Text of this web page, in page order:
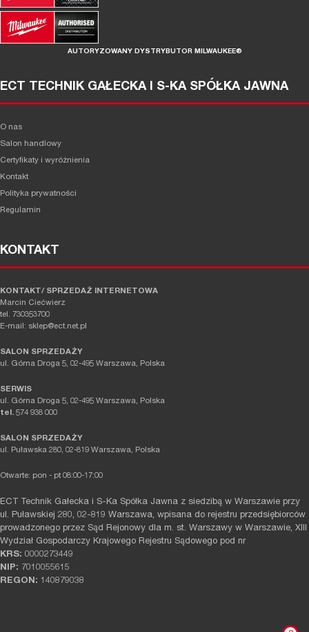
AUTORYZOWANY DYSTRYBUTOR MILWAUKEE®
ECT TECHNIK GAŁECKA I S-KA SPÓŁKA JAWNA
O nas
Salon handlowy
Certyfikaty i wyróżnienia
Kontakt
Polityka prywatności
Regulamin
KONTAKT
KONTAKT/ SPRZEDAŻ INTERNETOWA
Marcin Ciećwierz
tel. 730353700
E-mail: sklep@ect.net.pl
SALON SPRZEDAŻY
ul. Górna Droga 5, 02-495 Warszawa, Polska
SERWIS
ul. Górna Droga 5, 02-495 Warszawa, Polska
tel. 574 938 000
SALON SPRZEDAŻY
ul. Puławska 280, 02-819 Warszawa, Polska
Otwarte: pon - pt 08:00-17:00
ECT Technik Gałecka i S-Ka Spółka Jawna z siedzibą w Warszawie przy
ul. Puławskiej 280, 02-819 Warszawa, wpisana do rejestru przedsiębiorców
prowadzonego przez Sąd Rejonowy dla m. st. Warszawy w Warszawie, XIII
Wydział Gospodarczy Krajowego Rejestru Sądowego pod nr
KRS: 0000273449
NIP: 7010055615
REGON: 140879038